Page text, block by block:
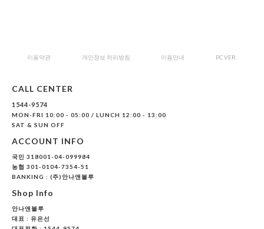
이용약관 개인정보 처리방침 이용안내 PC VER.
CALL CENTER
1544-9574
MON-FRI 10:00 - 05:00 / LUNCH 12:00 - 13:00
SAT & SUN OFF
ACCOUNT INFO
국민 318001-04-099984
농협 301-0104-7354-51
BANKING : (주)안나앤블루
Shop Info
안나앤블루
대표 : 유은선